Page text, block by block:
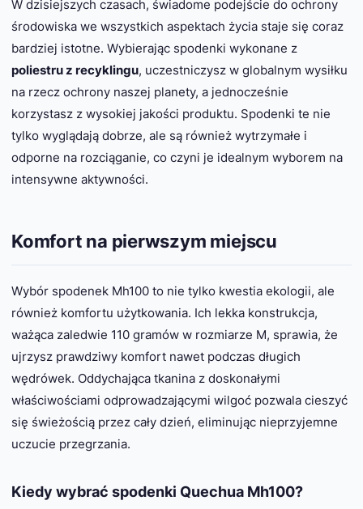
W dzisiejszych czasach, świadome podejście do ochrony
środowiska we wszystkich aspektach życia staje się coraz
bardziej istotne. Wybierając spodenki wykonane z
poliestru z recyklingu, uczestniczysz w globalnym wysiłku
na rzecz ochrony naszej planety, a jednocześnie
korzystasz z wysokiej jakości produktu. Spodenki te nie
tylko wyglądają dobrze, ale są również wytrzymałe i
odporne na rozciąganie, co czyni je idealnym wyborem na
intensywne aktywności.
Komfort na pierwszym miejscu
Wybór spodenek Mh100 to nie tylko kwestia ekologii, ale
również komfortu użytkowania. Ich lekka konstrukcja,
ważąca zaledwie 110 gramów w rozmiarze M, sprawia, że
ujrzysz prawdziwy komfort nawet podczas długich
wędrówek. Oddychająca tkanina z doskonałymi
właściwościami odprowadzającymi wilgoć pozwala cieszyć
się świeżością przez cały dzień, eliminując nieprzyjemne
uczucie przegrzania.
Kiedy wybrać spodenki Quechua Mh100?